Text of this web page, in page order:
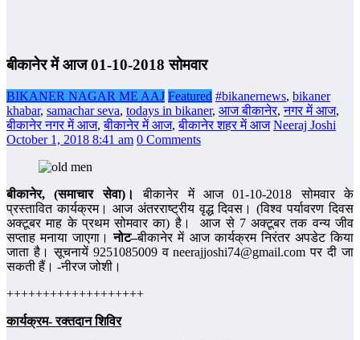
बीकानेर में आज 01-10-2018 सोमवार
BIKANER NAGAR ME AAJ Featured #bikanernews, bikaner
khabar, samachar seva, todays in bikaner, आज बीकानेर,नगर में आज,
बीकानेर नगर में आज,बीकानेर में आज,बीकानेर शहर में आज Neeraj Joshi
October 1, 2018 8:41 am 0 Comments
बीकानेर, (समाचार सेवा)।
बीकानेर में आज 01-10-2018 सोमवार के
प्रस्‍तावित कार्यक्रम। आज अंतरराष्‍ट्रीय वृद्ध दिवस। (विश्‍व पर्यावरण दिवस
अक्‍टूबर माह के प्रथम सोमवार का) है। आज से 7 अक्‍टूबर तक वन्‍य जीव
सप्‍ताह मनाया जाएगा।नोट–बीकानेर में आज कार्यक्रम निरंतर अपडेट किया
जाता है। सूचनायें 9251085009 व neerajjoshi74@gmail.com पर दी जा
सकती हैं। -नीरज जोशी।
+++++++++++++++++++
कार्यक्रम- रक्‍तदान शिविर